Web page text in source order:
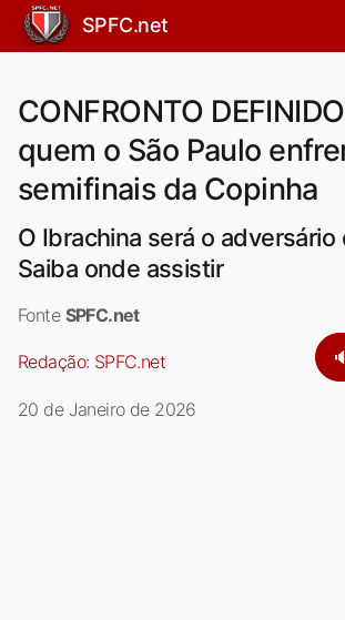
SPFC.net
CONFRONTO
quem o São Paulo
semifinais da Copinha
O Ibrachina será o adversário
Saiba onde assistir
Fonte SPFC.net
Redação: SPFC.net
20 de Janeiro de 2026